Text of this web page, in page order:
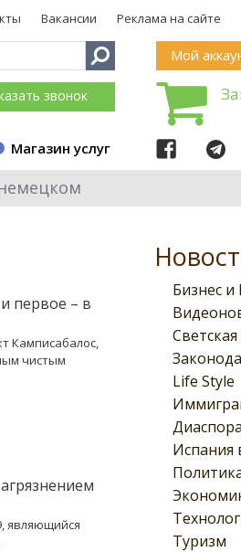
Вакансии Реклама на сайте
звонок
Магазин услуг
Мой
Бизнес и
Life Style
Испания
Туризм
первое – в
Камписабалос,
чистым
являющийся